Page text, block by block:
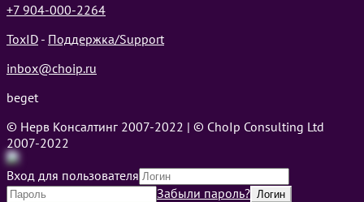
+7 904-000-2264
ToxID - Поддержка/Support
inbox@choip.ru
beget
© Нерв Консалтинг 2007-2022 | © ChoIp Consulting Ltd
2007-2022
Вход для пользователя
Забыли пароль?